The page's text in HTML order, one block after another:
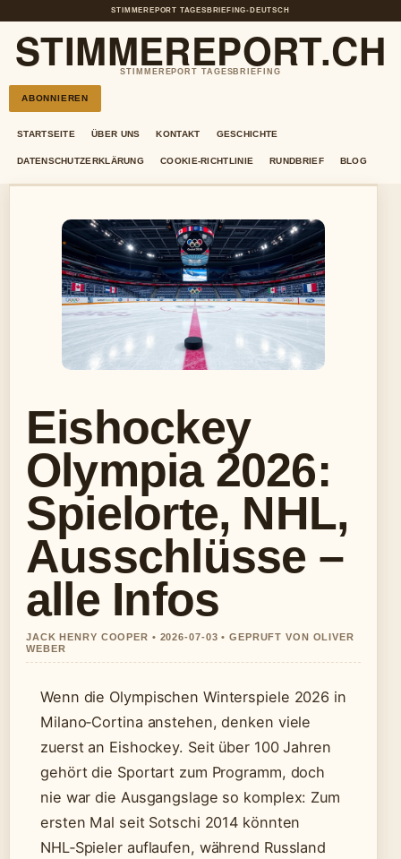
STIMMEREPORT TAGESBRIEFING• DEUTSCH
STIMMEREPORT.CH
STIMMEREPORT TAGESBRIEFING
ABONNIEREN
STARTSEITE ÜBER UNS KONTAKT GESCHICHTE
DATENSCHUTZERKLÄRUNG COOKIE-RICHTLINIE RUNDBRIEF BLOG
Eishockey
Olympia 2026:
Spielorte, NHL,
Ausschlüsse –
alle Infos
JACK HENRY COOPER • 2026-07-03 • GEPRUFT VON OLIVER
WEBER
Wenn die Olympischen Winterspiele 2026 in
Milano‑Cortina anstehen, denken viele
zuerst an Eishockey. Seit über 100 Jahren
gehört die Sportart zum Programm, doch
nie war die Ausgangslage so komplex: Zum
ersten Mal seit Sotschi 2014 könnten
NHL‑Spieler auflaufen, während Russland